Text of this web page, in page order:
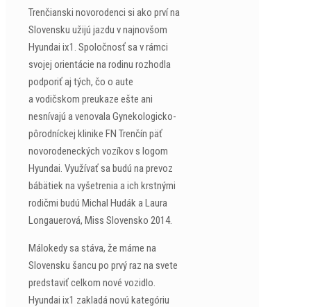
Trenčianski novorodenci si ako prví na
Slovensku užijú jazdu v najnovšom
Hyundai ix1. Spoločnosť sa v rámci
svojej orientácie na rodinu rozhodla
podporiť aj tých, čo o aute
a vodičskom preukaze ešte ani
nesnívajú a venovala Gynekologicko-
pôrodníckej klinike FN Trenčín päť
novorodeneckých vozíkov s logom
Hyundai. Využívať sa budú na prevoz
bábätiek na vyšetrenia a ich krstnými
rodičmi budú Michal Hudák a Laura
Longauerová, Miss Slovensko 2014.
Málokedy sa stáva, že máme na
Slovensku šancu po prvý raz na svete
predstaviť celkom nové vozidlo.
Hyundai ix1 zakladá novú kategóriu